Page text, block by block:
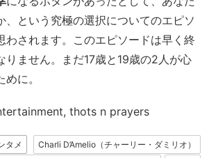
、という究極の選択についてのエピソ
わされます。このエピソードは早く終
りません。まだ17歳と19歳の2人が心
に。
thots n prayers
タメ
Charli D’Amelio（チャーリー・ダミリオ）